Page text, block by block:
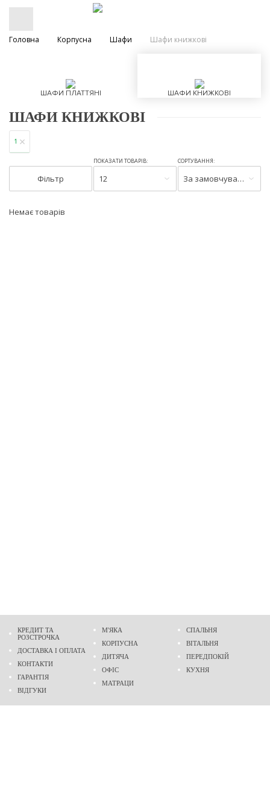
Головна Корпусна Шафи Шафи книжкові
ШАФИ ПЛАТТЯНІ ШАФИ КНИЖКОВІ
ШАФИ КНИЖКОВІ
1
Фільтр
ПОКАЗАТИ ТОВАРІВ:
12
СОРТУВАННЯ:
За замовчуванням
Немає товарів
КРЕДИТ ТА
РОЗСТРОЧКА
ДОСТАВКА І ОПЛАТА
КОНТАКТИ
ГАРАНТІЯ
ВІДГУКИ
М'ЯКА
КОРПУСНА
ДИТЯЧА
ОФІС
МАТРАЦИ
СПАЛЬНЯ
ВІТАЛЬНЯ
ПЕРЕДПОКІЙ
КУХНЯ